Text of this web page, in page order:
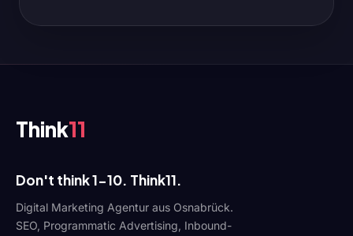
Think11
Don't think 1-10. Think11.
Digital Marketing Agentur aus Osnabrück.
SEO, Programmatic Advertising, Inbound-